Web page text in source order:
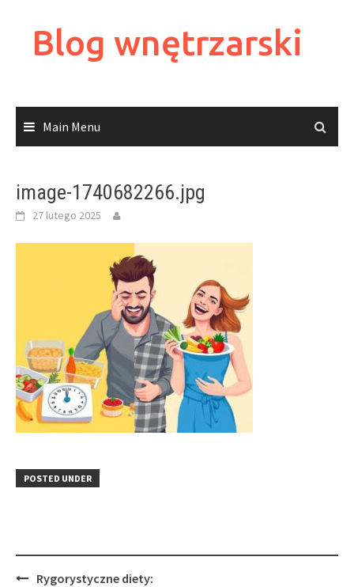
contentBlog wnętrzarski
Main Menu
image-1740682266.jpg
27 lutego 2025
POSTED UNDER
PostRygorystyczne diety: